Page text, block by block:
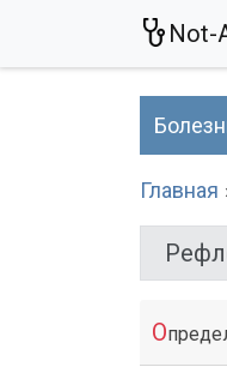
Not-
Главная
О